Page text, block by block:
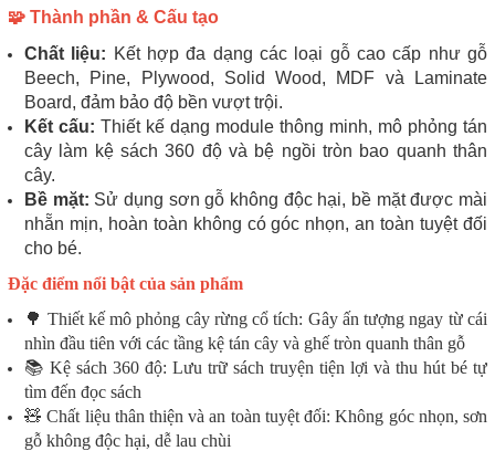
🧩 Thành phần & Cấu tạo
Chất liệu: Kết hợp đa dạng các loại gỗ cao cấp như gỗ
Beech, Pine, Plywood, Solid Wood, MDF và Laminate
Board, đảm bảo độ bền vượt trội.
Kết cấu: Thiết kế dạng module thông minh, mô phỏng tán
cây làm kệ sách 360 độ và bệ ngồi tròn bao quanh thân
cây.
Bề mặt: Sử dụng sơn gỗ không độc hại, bề mặt được mài
nhẵn mịn, hoàn toàn không có góc nhọn, an toàn tuyệt đối
cho bé.
Đặc điểm nổi bật của sản phẩm
🌳 Thiết kế mô phỏng cây rừng cổ tích: Gây ấn tượng ngay từ cái
nhìn đầu tiên với các tầng kệ tán cây và ghế tròn quanh thân gỗ
📚 Kệ sách 360 độ: Lưu trữ sách truyện tiện lợi và thu hút bé tự
tìm đến đọc sách
🧸 Chất liệu thân thiện và an toàn tuyệt đối: Không góc nhọn, sơn
gỗ không độc hại, dễ lau chùi